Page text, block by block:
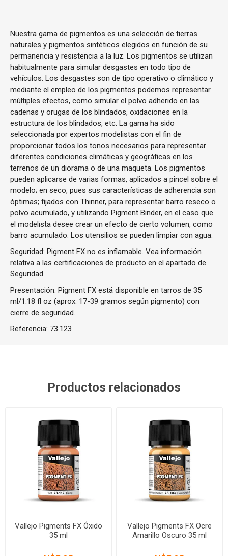
Nuestra gama de pigmentos es una selección de tierras
naturales y pigmentos sintéticos elegidos en función de su
permanencia y resistencia a la luz. Los pigmentos se utilizan
habitualmente para simular desgastes en todo tipo de
vehículos. Los desgastes son de tipo operativo o climático y
mediante el empleo de los pigmentos podemos representar
múltiples efectos, como simular el polvo adherido en las
cadenas y orugas de los blindados, oxidaciones en la
estructura de los blindados, etc. La gama ha sido
seleccionada por expertos modelistas con el fin de
proporcionar todos los tonos necesarios para representar
diferentes condiciones climáticas y geográficas en los
terrenos de un diorama o de una maqueta. Los pigmentos
pueden aplicarse de varias formas, aplicados a pincel sobre el
modelo; en seco, pues sus características de adherencia son
óptimas; fijados con Thinner, para representar barro reseco o
polvo acumulado, y utilizando Pigment Binder, en el caso que
el modelista desee crear un efecto de cierto volumen, como
barro acumulado. Los utensilios se pueden limpiar con agua.
Seguridad: Pigment FX no es inflamable. Vea información
relativa a las certificaciones de producto en el apartado de
Seguridad.
Presentación: Pigment FX está disponible en tarros de 35
ml/1.18 fl oz (aprox. 17-39 gramos según pigmento) con
cierre de seguridad.
Referencia: 73.123
Productos relacionados
Vallejo Pigments FX Óxido
35 ml
Vallejo Pigments FX Ocre
Amarillo Oscuro 35 ml